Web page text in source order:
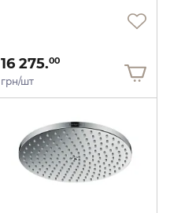
16 275.00
грн/шт